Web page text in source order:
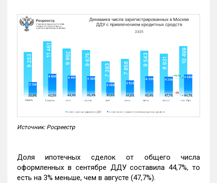
Источник: Росреестр
Доля ипотечных сделок от общего числа
оформленных в сентябре ДДУ составила 44,7%, то
есть на 3% меньше, чем в августе (47,7%).